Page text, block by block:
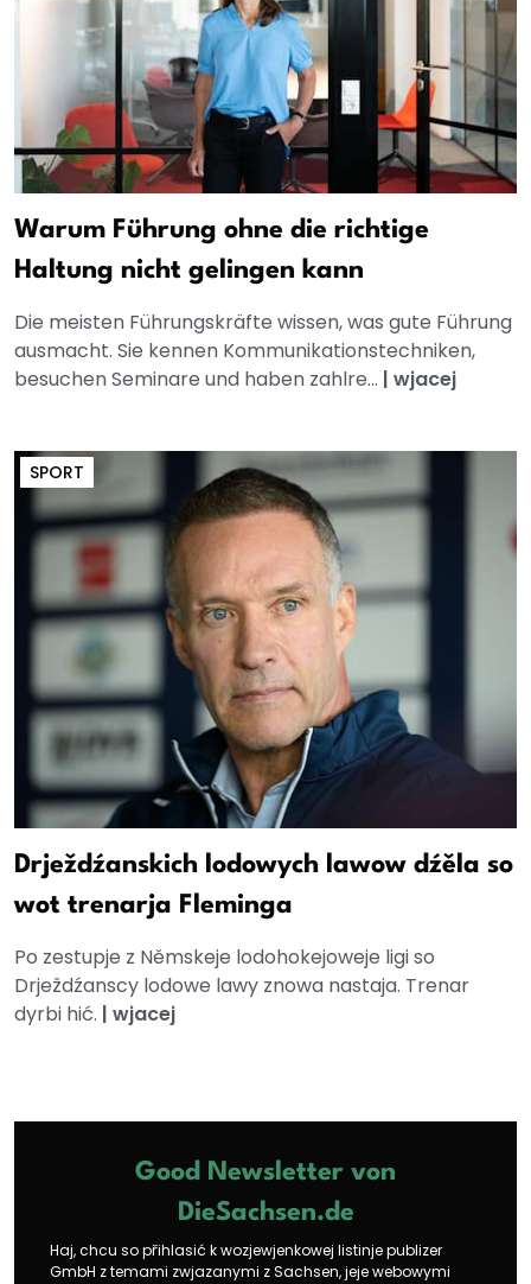
Warum Führung ohne die richtige
Haltung nicht gelingen kann
Die meisten Führungskräfte wissen, was gute Führung
ausmacht. Sie kennen Kommunikationstechniken,
besuchen Seminare und haben zahlre... | wjacej
SPORT
Drježdźanskich lodowych lawow dźěla so
wot trenarja Fleminga
Po zestupje z Němskeje lodohokejoweje ligi so
Drježdźanscy lodowe lawy znowa nastaja. Trenar
dyrbi hić. | wjacej
Good Newsletter von
DieSachsen.de
Haj, chcu so přihlasić k wozjewjenkowej listinje publizer
GmbH z temami zwjazanymi z Sachsen, jeje webowymi